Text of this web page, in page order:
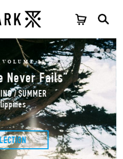
VOLUME 30:
Never Fails”
/ SUMMER